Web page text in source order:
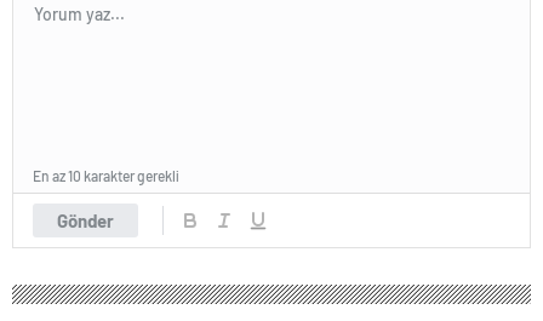
Gönder
En az 10 karakter gerekli